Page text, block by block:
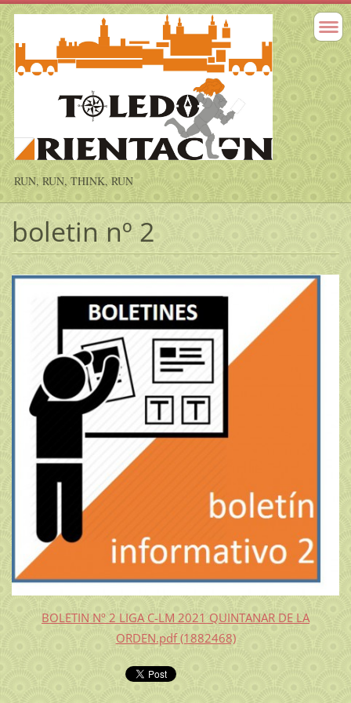
RUN, RUN, THINK, RUN
boletin nº 2
BOLETIN Nº 2 LIGA C-LM 2021 QUINTANAR DE LA
ORDEN.pdf (1882468)